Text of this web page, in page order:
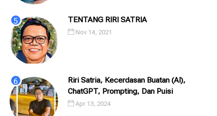
TENTANG RIRI SATRIA
Nov 14, 2021
Riri Satria, Kecerdasan Buatan (AI),
ChatGPT, Prompting, Dan Puisi
Apr 13, 2024